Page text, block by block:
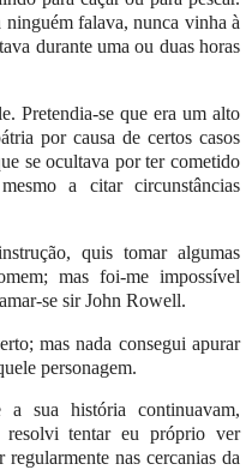
ninguém falava, nunca vinha à
durante uma ou duas horas
Pretendia-se que era um alto
por causa de certos casos
se ocultava por ter cometido
a citar circunstâncias
quis tomar algumas
mas foi-me impossível
se sir John Rowell.
mas nada consegui apurar
personagem.
sua história continuavam,
resolvi tentar eu próprio ver
regularmente nas cercanias da